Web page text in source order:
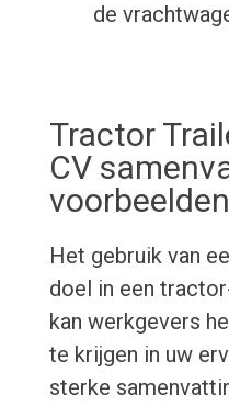
de
Tractor
CV
voorbeelden
Het gebruik van
doel in een
kan werkgevers
te krijgen in uw
sterke